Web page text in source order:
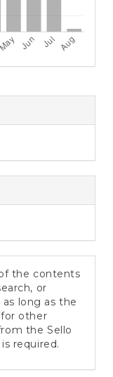
the contents
or
long as the
other
the Sello
required.